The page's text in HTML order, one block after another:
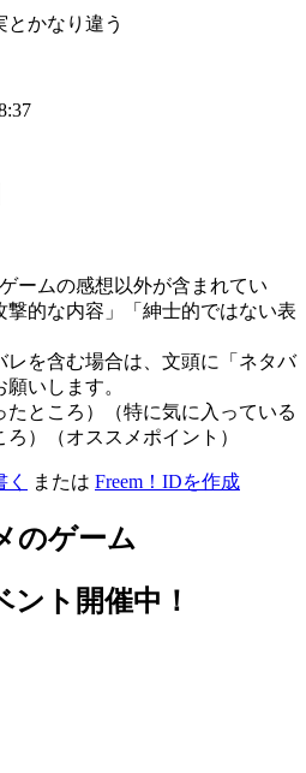
とかなり違う
ームの感想以外が含まれてい
撃的な内容」「紳士的ではない表
レを含む場合は、文頭に「ネタバ
いします。
ところ）（特に気に入っている
）（オススメポイント）
または Freem！IDを作成
のゲーム
ト開催中！